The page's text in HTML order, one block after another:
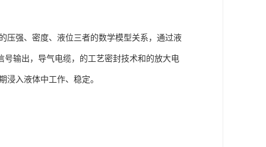
强、密度、液位三者的数学模型关系，通过液
输出，导气电缆，的工艺密封技术和的放大电
浸入液体中工作、稳定。